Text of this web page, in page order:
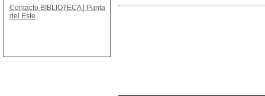
Contacto BIBLIOTECA | Punta
del Este